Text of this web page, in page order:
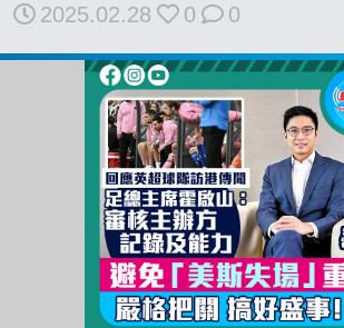
2025.02.28
0 0